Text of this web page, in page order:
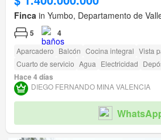
Finca in Yumbo, Departamento de
5 4
Aparcadero Balcón Cocina integral Vista
Cuarto de servicio Agua Electricidad
Hace 4 días
DIEGO FERNANDO MINA VALENCIA